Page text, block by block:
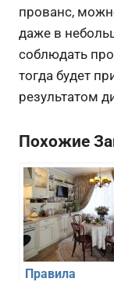
прованс,
даже в
соблюдать
тогда будет
результатом
Похожие
Правила